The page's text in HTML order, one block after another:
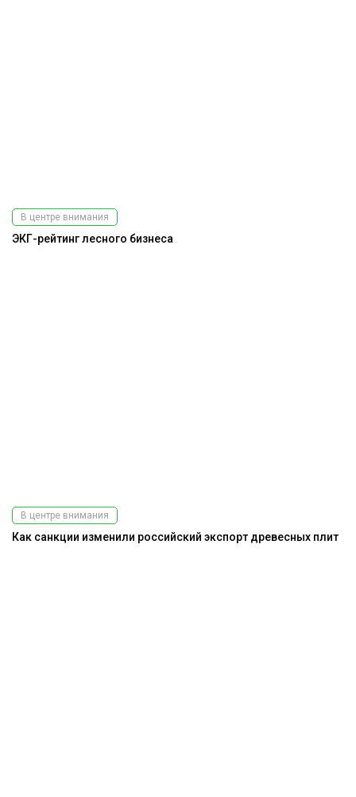
В центре внимания
ЭКГ-рейтинг лесного бизнеса
В центре внимания
Как санкции изменили российский экспорт древесных плит